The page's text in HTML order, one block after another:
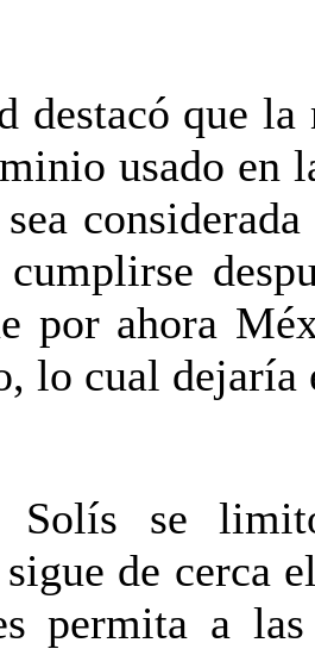
destacó que
usado en
por ahora
lo cual dejaría
Solís se
de cerca
permita a